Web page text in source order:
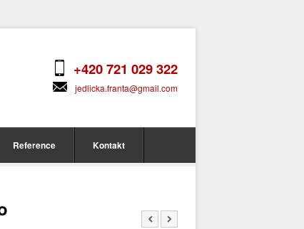
+420 721 029 322
jedlicka.franta@gmail.com
Reference Kontakt